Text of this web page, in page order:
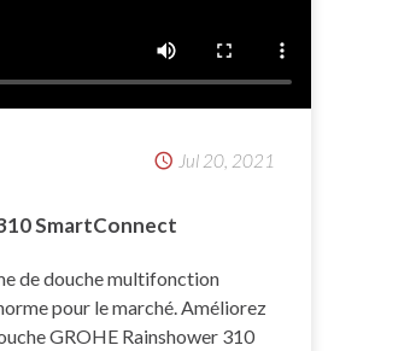
Jul 20, 2021
SmartConnect
de douche multifonction
pour le marché. Améliorez
GROHE Rainshower 310